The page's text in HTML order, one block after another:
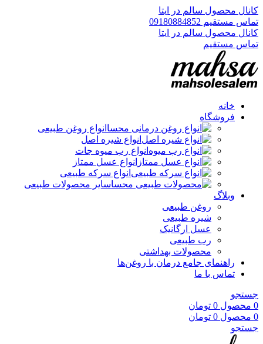
کانال محصول سالم در ایتا
تماس مستقیم 09180884852
کانال محصول سالم در ایتا
تماس مستقیم
خانه
فروشگاه
انواع روغن طبیعی
انواع شیره اصل
انواع رب میوه جات
انواع عسل ممتاز
انواع سرکه طبیعی
سایر محصولات طبیعی
وبلاگ
روغن طبیعی
شیره طبیعی
عسل ارگانیک
رب طبیعی
محصولات بهداشتی
راهنمای جامع درمان با روغن‌ها
تماس با ما
جستجو
0 محصول 0 تومان
0 محصول 0 تومان
جستجو